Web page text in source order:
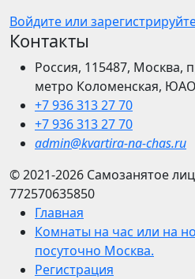
Войдите или
Контакты
Россия, 115487, Москва,
метро Коломенская, ЮАО
+7 936 313 27 70
+7 936 313 27 70
admin@kvartira-na-chas.ru
© 2021-2026 Самозанятое
772570635850
Главная
Комнаты на час или на
посуточно Москва.
Регистрация